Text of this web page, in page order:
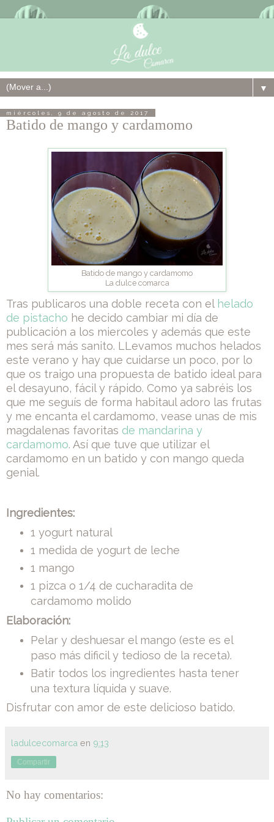
▼
miércoles, 9 de agosto de 2017
Batido de mango y cardamomo
Batido de mango y cardamomo
La dulce comarca
Tras publicaros una doble receta con el helado
de pistacho he decido cambiar mi día de
publicación a los miercoles y además que este
mes será más sanito. LLevamos muchos helados
este verano y hay que cuidarse un poco, por lo
que os traigo una propuesta de batido ideal para
el desayuno, fácil y rápido. Como ya sabréis los
que me seguís de forma habitaul adoro las frutas
y me encanta el cardamomo, vease unas de mis
magdalenas favoritas de mandarina y
cardamomo. Así que tuve que utilizar el
cardamomo en un batido y con mango queda
genial.
Ingredientes:
1 yogurt natural
1 medida de yogurt de leche
1 mango
1 pizca o 1/4 de cucharadita de
cardamomo molido
Elaboración:
Pelar y deshuesar el mango (este es el
paso más dificil y tedioso de la receta).
Batir todos los ingredientes hasta tener
una textura líquida y suave.
Disfrutar con amor de este delicioso batido.
ladulcecomarca en 9:13
Compartir
No hay comentarios: